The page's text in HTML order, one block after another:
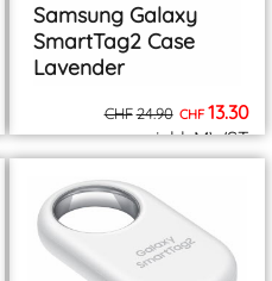
Samsung Galaxy
SmartTag2 Case
Lavender
CHF24.90 CHF 13.30
inkl. MWST
zzgl. Versand